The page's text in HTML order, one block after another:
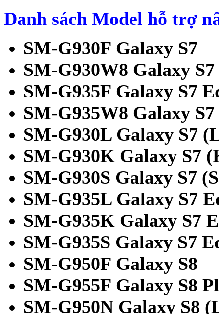
Danh sách Model hỗ trợ
SM-G930F Galaxy S7
SM-G930W8 Galaxy S7
SM-G935F Galaxy S7
SM-G935W8 Galaxy S7
SM-G930L Galaxy S7
SM-G930K Galaxy S7
SM-G930S Galaxy S7
SM-G935L Galaxy S7
SM-G935K Galaxy S7
SM-G935S Galaxy S7
SM-G950F Galaxy S8
SM-G955F Galaxy S8
SM-G950N Galaxy S8